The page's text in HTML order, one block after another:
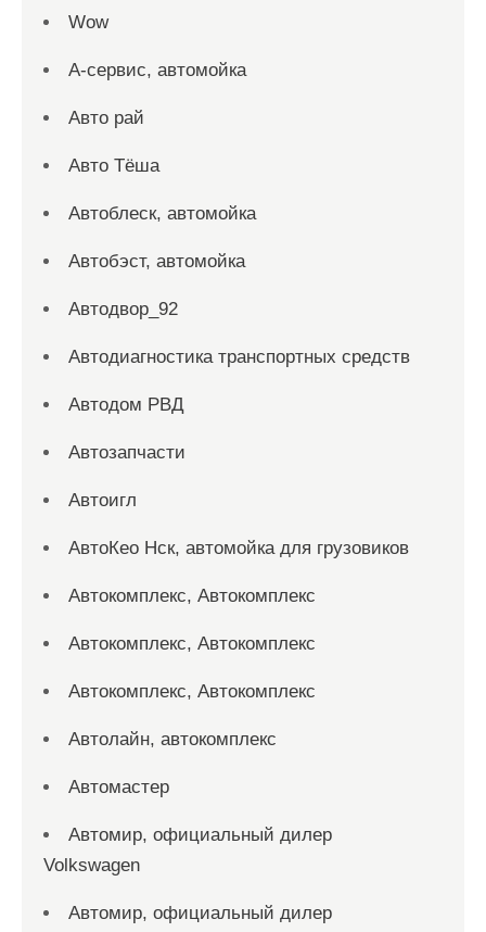
Wow
А-сервис, автомойка
Авто рай
Авто Тёша
Автоблеск, автомойка
Автобэст, автомойка
Автодвор_92
Автодиагностика транспортных средств
Автодом РВД
Автозапчасти
Автоигл
АвтоКео Нск, автомойка для грузовиков
Автокомплекс, Автокомплекс
Автокомплекс, Автокомплекс
Автокомплекс, Автокомплекс
Автолайн, автокомплекс
Автомастер
Автомир, официальный дилер
Volkswagen
Автомир, официальный дилер